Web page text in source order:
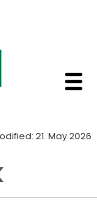
21. May 2026